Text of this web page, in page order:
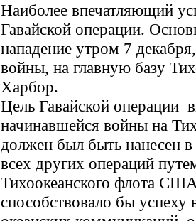
Наиболее впечатляющий
Гавайской операции.
нападение утром 7
войны, на главную базу
Харбор.
Цель Гавайской операции
начинавшейся войны на
должен был быть нанесен
всех других операций
Тихоокеанского флота
способствовало бы